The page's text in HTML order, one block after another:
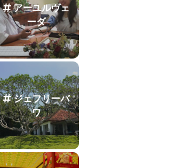
アーユルヴェ
ーダ
ジェフリーバ
ワ